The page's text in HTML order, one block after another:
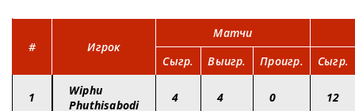
# Игрок
Матчи
Сыгр.
Выигр. Проигр. Сыгр.
1
Wiphu
Phuthisabodi
4 4 0 12